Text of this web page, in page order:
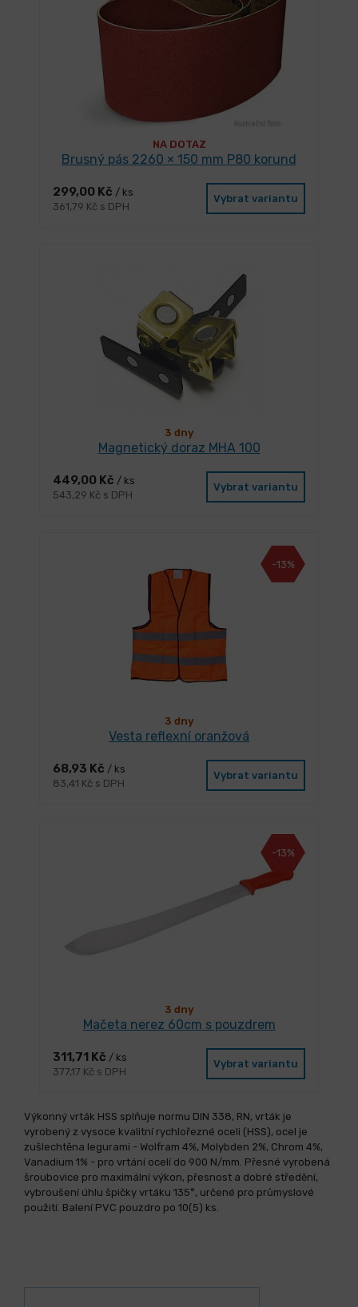
NA DOTAZ
Brusný pás 2260 × 150 mm P80 korund
299,00 Kč / ks
361,79 Kč s DPH
Vybrat variantu
3 dny
Magnetický doraz MHA 100
449,00 Kč / ks
543,29 Kč s DPH
Vybrat variantu
-13%
3 dny
Vesta reflexní oranžová
68,93 Kč / ks
83,41 Kč s DPH
Vybrat variantu
-13%
3 dny
Mačeta nerez 60cm s pouzdrem
311,71 Kč / ks
377,17 Kč s DPH
Vybrat variantu
Výkonný vrták HSS splňuje normu DIN 338, RN, vrták je
vyrobený z vysoce kvalitní rychlořezné oceli (HSS), ocel je
zušlechtěna legurami - Wolfram 4%, Molybden 2%, Chrom 4%,
Vanadium 1% - pro vrtání ocelí do 900 N/mm. Přesné vyrobená
šroubovice pro maximální výkon, přesnost a dobré středění,
vybroušení úhlu špičky vrtáku 135°, určené pro průmyslové
použití. Balení PVC pouzdro po 10(5) ks.